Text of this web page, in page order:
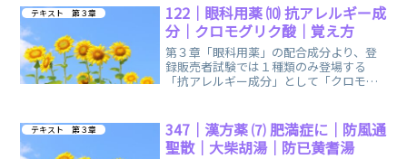
テキスト 第３章
122｜眼科用薬 ⑽ 抗アレルギー成
分｜クロモグリク酸｜覚え方
第３章「眼科用薬」の配合成分より、登
録販売者試験では１種類のみ登場する
「抗アレルギー成分」として「クロモグ
テキスト 第３章
347｜漢方薬 ⑺ 肥満症に｜防風通
聖散｜大柴胡湯｜防已黄耆湯